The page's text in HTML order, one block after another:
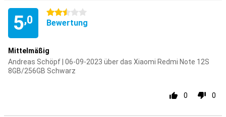
5,0
2.5 Sterne
Bewertung
Mittelmäßig
Andreas Schöpf | 06-09-2023 über das Xiaomi Redmi Note 12S
8GB/256GB Schwarz
0 0